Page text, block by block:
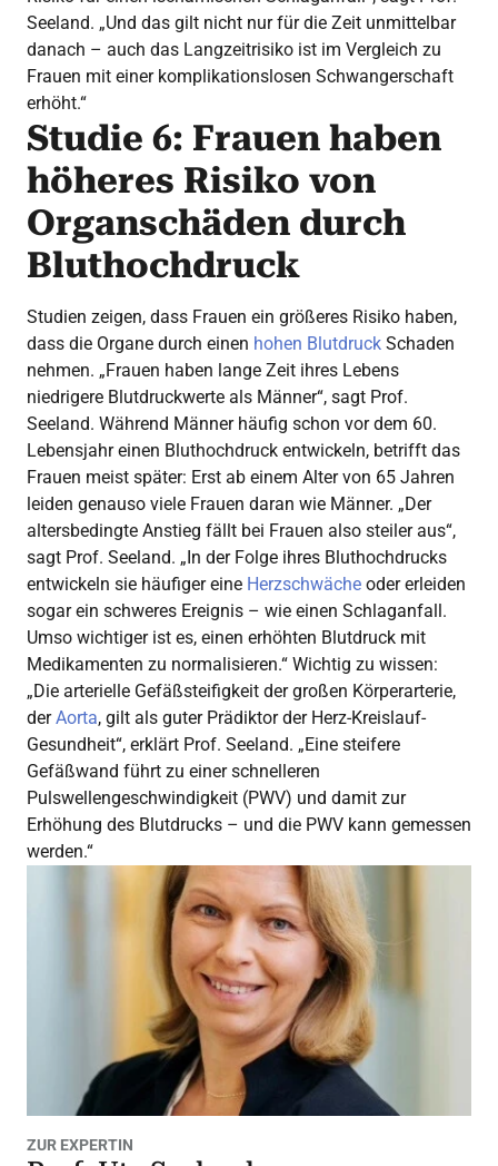
Seeland. „Und das gilt nicht nur für die Zeit unmittelbar
danach – auch das Langzeitrisiko ist im Vergleich zu
Frauen mit einer komplikationslosen Schwangerschaft
erhöht.“
Studie 6: Frauen haben
höheres Risiko von
Organschäden durch
Bluthochdruck
Studien zeigen, dass Frauen ein größeres Risiko haben,
dass die Organe durch einen hohen Blutdruck Schaden
nehmen. „Frauen haben lange Zeit ihres Lebens
niedrigere Blutdruckwerte als Männer“, sagt Prof.
Seeland. Während Männer häufig schon vor dem 60.
Lebensjahr einen Bluthochdruck entwickeln, betrifft das
Frauen meist später: Erst ab einem Alter von 65 Jahren
leiden genauso viele Frauen daran wie Männer. „Der
altersbedingte Anstieg fällt bei Frauen also steiler aus“,
sagt Prof. Seeland. „In der Folge ihres Bluthochdrucks
entwickeln sie häufiger eine Herzschwäche oder erleiden
sogar ein schweres Ereignis – wie einen Schlaganfall.
Umso wichtiger ist es, einen erhöhten Blutdruck mit
Medikamenten zu normalisieren.“ Wichtig zu wissen:
„Die arterielle Gefäßsteifigkeit der großen Körperarterie,
derAorta, gilt als guter Prädiktor der Herz-Kreislauf-
Gesundheit“, erklärt Prof. Seeland. „Eine steifere
Gefäßwand führt zu einer schnelleren
Pulswellengeschwindigkeit (PWV) und damit zur
Erhöhung des Blutdrucks – und die PWV kann gemessen
werden.“
ZUR EXPERTIN